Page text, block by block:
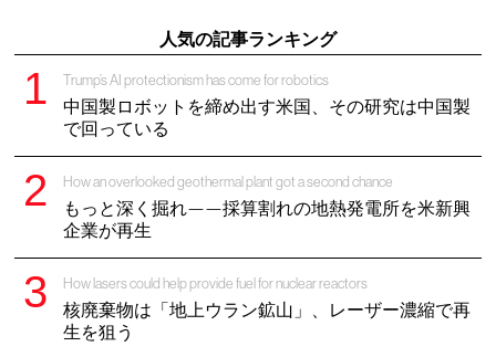
人気の記事ランキング
Trump’s AI protectionism has come for robotics
中国製ロボットを締め出す米国、その研究は中国製
で回っている
How an overlooked geothermal plant got a second chance
もっと深く掘れ——採算割れの地熱発電所を米新興
企業が再生
How lasers could help provide fuel for nuclear reactors
核廃棄物は「地上ウラン鉱山」、レーザー濃縮で再
生を狙う